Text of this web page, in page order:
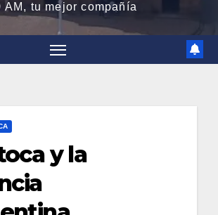
AM, tu mejor compañía
y la